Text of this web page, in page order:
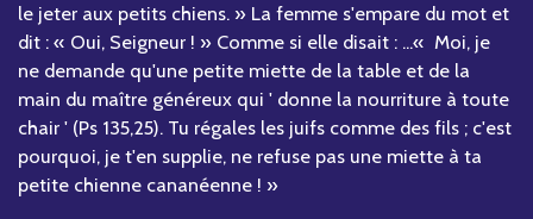
le jeter aux petits chiens. » La femme s'empare du mot et
dit : « Oui, Seigneur ! » Comme si elle disait : ...« Moi, je
ne demande qu'une petite miette de la table et de la
main du maître généreux qui ' donne la nourriture à toute
chair ' (Ps 135,25). Tu régales les juifs comme des fils ; c'est
pourquoi, je t'en supplie, ne refuse pas une miette à ta
petite chienne cananéenne ! »